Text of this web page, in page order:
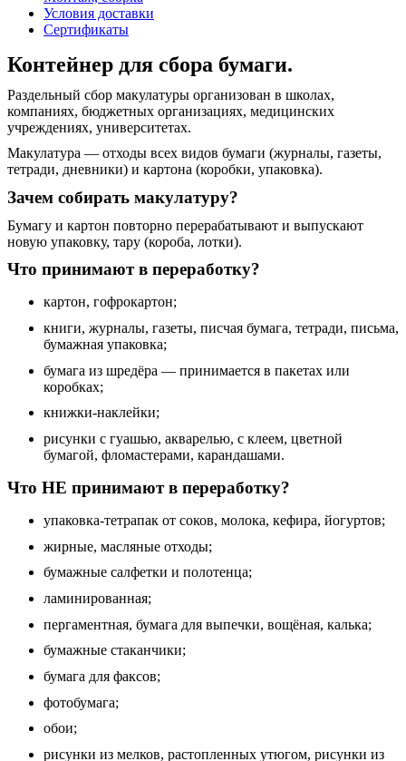
Условия доставки
Сертификаты
Контейнер для сбора бумаги.
Раздельный сбор макулатуры организован в школах,
компаниях, бюджетных организациях, медицинских
учреждениях, университетах.
Макулатура — отходы всех видов бумаги (журналы, газеты,
тетради, дневники) и картона (коробки, упаковка).
Зачем собирать макулатуру?
Бумагу и картон повторно перерабатывают и выпускают
новую упаковку, тару (короба, лотки).
Что принимают в переработку?
картон, гофрокартон;
книги, журналы, газеты, писчая бумага, тетради, письма,
бумажная упаковка;
бумага из шредёра — принимается в пакетах или
коробках;
книжки-наклейки;
рисунки с гуашью, акварелью, с клеем, цветной
бумагой, фломастерами, карандашами.
Что НЕ принимают в переработку?
упаковка-тетрапак от соков, молока, кефира, йогуртов;
жирные, масляные отходы;
бумажные салфетки и полотенца;
ламинированная;
пергаментная, бумага для выпечки, вощёная, калька;
бумажные стаканчики;
бумага для факсов;
фотобумага;
обои;
рисунки из мелков, растопленных утюгом, рисунки из